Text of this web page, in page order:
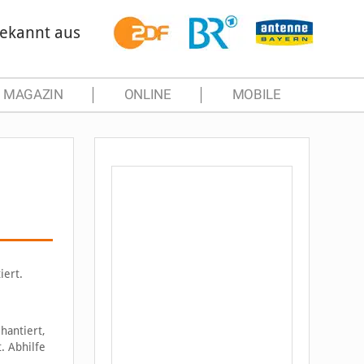
aus
MAGAZIN ONLINE MOBILE
Abhilfe